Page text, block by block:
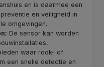
en is daarmee een
en veiligheid in
omgevingen.
De sensor kan worden
waar rook- of
een snelle detectie en